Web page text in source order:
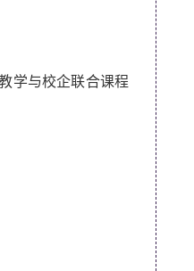
学与校企联合课程